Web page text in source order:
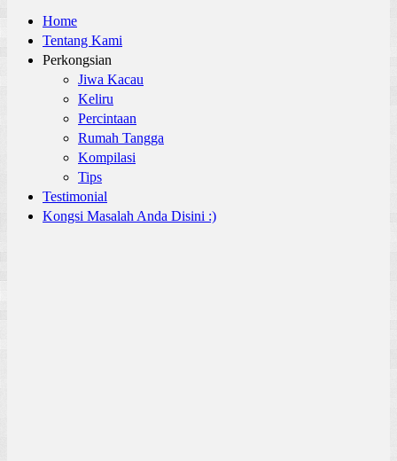
Home
Tentang Kami
Perkongsian
Jiwa Kacau
Keliru
Percintaan
Rumah Tangga
Kompilasi
Tips
Testimonial
Kongsi Masalah Anda Disini :)